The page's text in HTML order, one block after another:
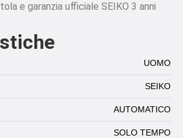
e garanzia ufficiale SEIKO 3 anni
UOMO
SEIKO
AUTOMATICO
SOLO TEMPO